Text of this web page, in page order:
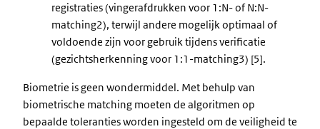
registraties (vingerafdrukken voor 1:N- of N:N-
matching2), terwijl andere mogelijk optimaal of
voldoende zijn voor gebruik tijdens verificatie
(gezichtsherkenning voor 1:1-matching3) [5].
Biometrie is geen wondermiddel. Met behulp van
biometrische matching moeten de algoritmen op
bepaalde toleranties worden ingesteld om de veiligheid te